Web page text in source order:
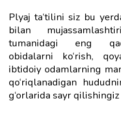
Plyaj ta‘tilini siz bu
bilan
tumanidagi eng
obidalarni ko‘rish,
ibtidoiy odamlarning
qo‘riqlanadigan
g‘orlarida sayr